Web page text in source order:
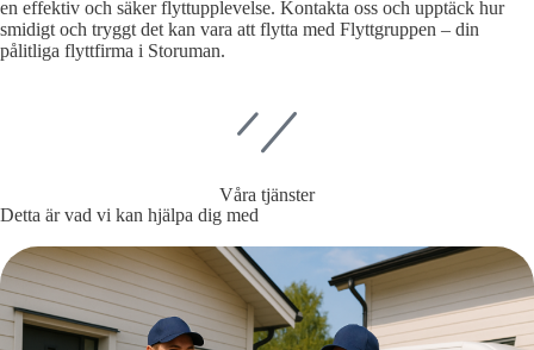
en effektiv och säker flyttupplevelse. Kontakta oss och upptäck hur
smidigt och tryggt det kan vara att flytta med Flyttgruppen – din
pålitliga flyttfirma i Storuman.
Våra tjänster
Detta är vad vi kan hjälpa dig med